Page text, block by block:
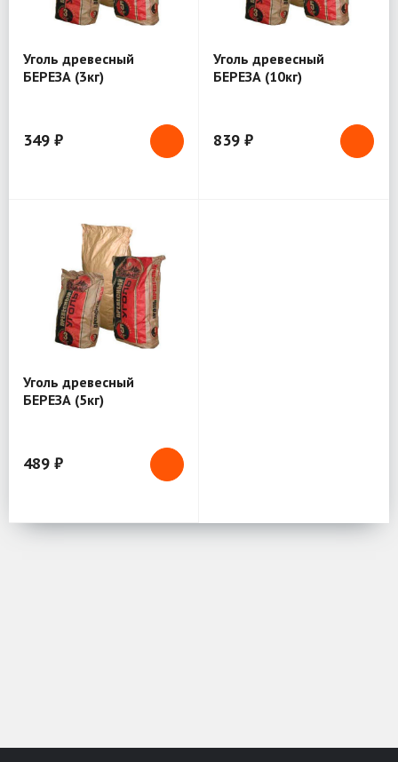
Уголь древесный
БЕРЕЗА (3кг)
349 ₽
Уголь древесный
БЕРЕЗА (10кг)
839 ₽
Уголь древесный
БЕРЕЗА (5кг)
489 ₽